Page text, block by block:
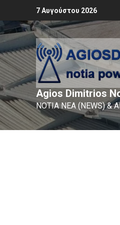
7 Αυγούστου 2026
Agios Dimitrios
ΝΟΤΙΑ ΝΕΑ (NEWS)